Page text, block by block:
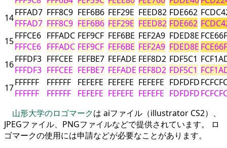
14FFFAD7
FFFAD7
FFF8C9
FFF8C9
FEF6B6
FEF6B6
FEF29E
FEF29E
FEED82
FEED82
FDE662
FDE662
15FFFCE6
FFFCE6
FFFADC
FFFADC
FEF9CF
FEF9CF
FEF6BE
FEF6BE
FEF2A9
FEF2A9
FDED8E
FDED8E
FCE66F
FCE66F
16FFFDF3
FFFDF3
FFFCEE
FFFCEE
FEFBE7
FEFBE7
FEFADE
FEFADE
FEF8D2
FEF8D2
FDF5C1
FDF5C1
17FFFFFF
FFFFFF
FFFFFF
FFFFFF
FEFEFE
FEFEFE
FEFEFE
FEFEFE
FEFEFE
FEFEFE
FDFDFD
FDFDFD
山形大学のロゴマークは aiファイル（illustrator CS2）、
JPEGファイル、PNGファイルなどで提供されています。 ロ
ゴマークの使用には申請などが必要なことがあります。